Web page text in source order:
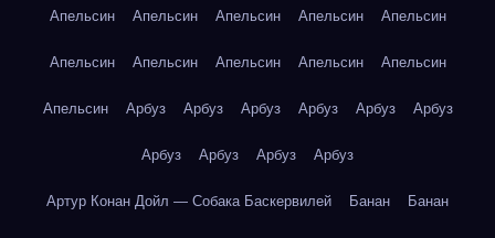
Апельсин Апельсин Апельсин Апельсин Апельсин
Апельсин Апельсин Апельсин Апельсин Апельсин
Апельсин Арбуз Арбуз Арбуз Арбуз Арбуз Арбуз
Арбуз Арбуз Арбуз Арбуз
Артур Конан Дойл — Собака Баскервилей Банан Банан